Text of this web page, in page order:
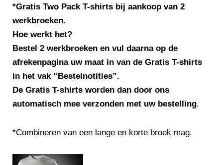
*Gratis Two Pack T-shirts bij aankoop van 2
werkbroeken.
Hoe werkt het?
Bestel 2 werkbroeken en vul daarna op de
afrekenpagina uw maat in van de Gratis T-shirts
in het vak “Bestelnotities”.
De Gratis T-shirts worden dan door ons
automatisch mee verzonden met uw bestelling.
*Combineren van een lange en korte broek mag.